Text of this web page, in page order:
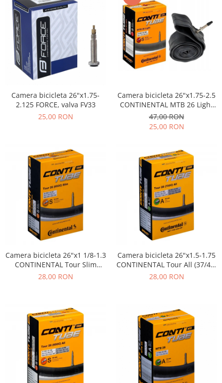
Camera bicicleta 26"x1.75-
2.125 FORCE, valva FV33
25,00 RON
Camera bicicleta 26"x1.75-2.5
CONTINENTAL MTB 26 Light
(47/62-559), valva FV42
47,00 RON
25,00 RON
Camera bicicleta 26"x1 1/8-1.3
CONTINENTAL Tour Slim
(28/32-559/597), valva FV42
28,00 RON
Camera bicicleta 26"x1.5-1.75
CONTINENTAL Tour All (37/47-
559/590), valva AV40
28,00 RON